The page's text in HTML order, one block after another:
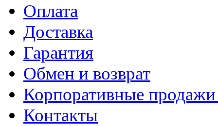
Оплата
Доставка
Гарантия
Обмен и возврат
Корпоративные
Контакты